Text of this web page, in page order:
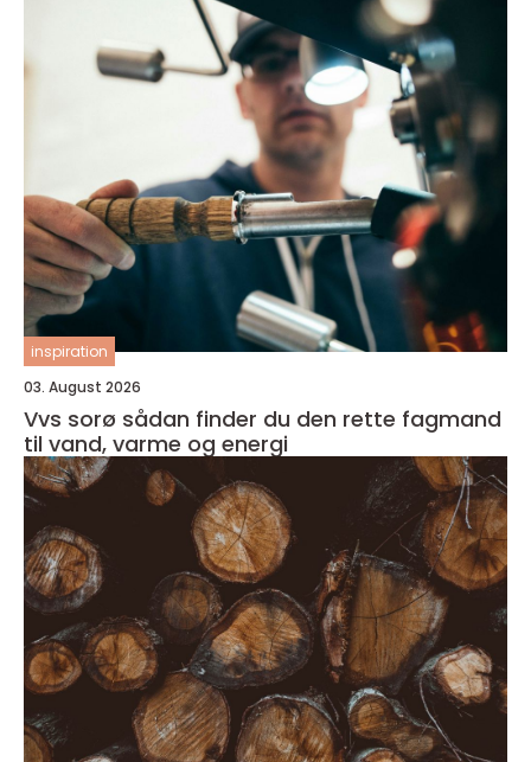
inspiration
03. August 2026
Vvs sorø sådan finder du den rette fagmand
til vand, varme og energi